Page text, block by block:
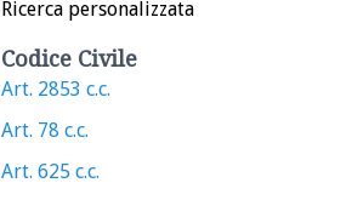
Ricerca personalizzata
Codice Civile
Art. 2853 c.c.
Art. 78 c.c.
Art. 625 c.c.